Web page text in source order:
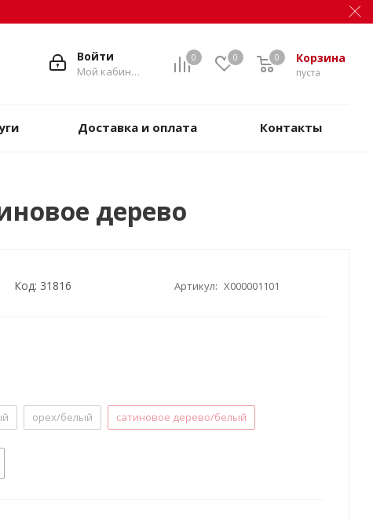
0 0 Корзина
пуста
0
Войти
Мой кабинет
Доставка и оплата Контакты
дерево
Код: 31816 Артикул: X000001101
орех/белый сатиновое дерево/белый